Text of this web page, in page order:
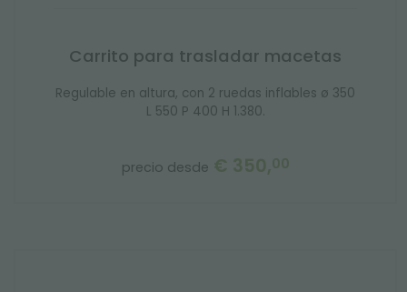
Carrito para trasladar macetas
Regulable en altura, con 2 ruedas inflables ø 350
L 550 P 400 H 1.380.
precio desde € 350,00